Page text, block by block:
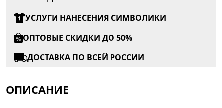
УСЛУГИ НАНЕСЕНИЯ СИМВОЛИКИ
ОПТОВЫЕ СКИДКИ ДО 50%
ДОСТАВКА ПО ВСЕЙ РОССИИ
ОПИСАНИЕ